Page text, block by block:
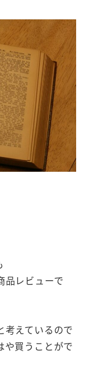
品レビューで
考えているので
や買うことがで